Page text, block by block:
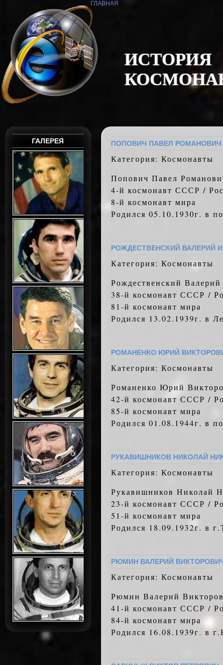
ИСТОРИЯ
КОСМОНА
ГЛАВНАЯ
ГАЛЕРЕЯ ПОПОВИЧ ПАВЕЛ РОМАНОВИЧ
Категория: Космонавты
Попович Павел
4-й космонавт СССР /
8-й космонавт мира
Родился 05.10.1930г. в
РОЖДЕСТВЕНСКИЙ ВАЛЕРИЙ
Категория: Космонавты
Рождественский
38-й космонавт СССР /
81-й космонавт мира
Родился 13.02.1939г. в
РОМАНЕНКО ЮРИЙ
Категория: Космонавты
Романенко Юрий
42-й космонавт СССР /
85-й космонавт мира
Родился 01.08.1944г. в
РУКАВИШНИКОВ НИКОЛАЙ
Категория: Космонавты
Рукавишников Николай
23-й космонавт СССР /
51-й космонавт мира
Родился 18.09.1932г. в
РЮМИН ВАЛЕРИЙ
Категория: Космонавты
Рюмин Валерий
41-й космонавт СССР /
84-й космонавт мира
Родился 16.08.1939г. в